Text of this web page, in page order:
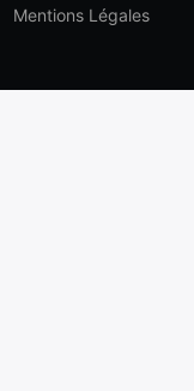
Mentions Légales